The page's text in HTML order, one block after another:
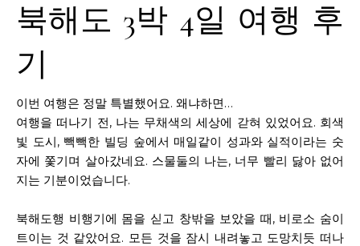
북해도 3박 4일 여행 후
기
이번 여행은 정말 특별했어요. 왜냐하면…
여행을 떠나기 전, 나는 무채색의 세상에 갇혀 있었어요. 회색
빛 도시, 빽빽한 빌딩 숲에서 매일같이 성과와 실적이라는 숫
자에 쫓기며 살아갔네요. 스물둘의 나는, 너무 빨리 닳아 없어
지는 기분이었습니다.
북해도행 비행기에 몸을 싣고 창밖을 보았을 때, 비로소 숨이
트이는 것 같았어요. 모든 것을 잠시 내려놓고 도망치듯 떠나